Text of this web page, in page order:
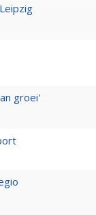
groei'